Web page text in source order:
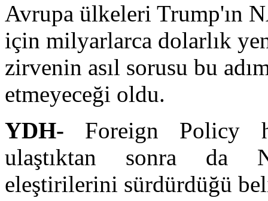
Avrupa ülkeleri Trump'ın
için milyarlarca dolarlık
zirvenin asıl sorusu bu
etmeyeceği oldu.
YDH- Foreign Policy
ulaştıktan sonra da
eleştirilerini sürdürdüğü